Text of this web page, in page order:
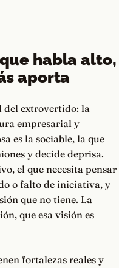
habla alto,
aporta
del extrovertido: la
empresarial y
es la sociable, la que
y decide deprisa.
el que necesita pensar
o falto de iniciativa, y
que no tiene. La
que esa visión es
fortalezas reales y